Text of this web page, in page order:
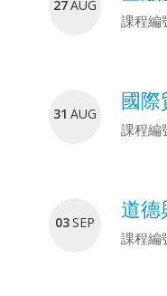
27AUG
課程編
31 AUG
國際
課程編
03SEP
道德
課程編